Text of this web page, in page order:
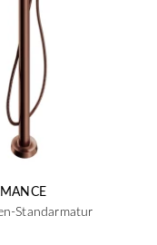
Standarmatur